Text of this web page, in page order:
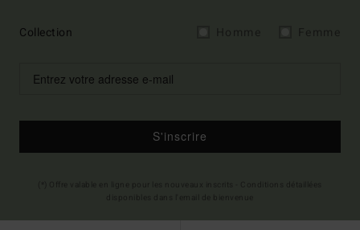
Collection
S'inscrire